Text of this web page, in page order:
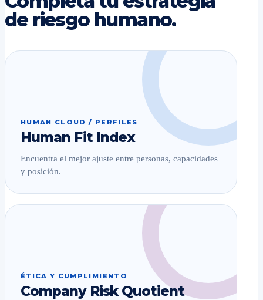
de riesgo humano.
HUMAN CLOUD / PERFILES
Human Fit Index
Encuentra el mejor ajuste entre personas, capacidades
y posición.
ÉTICA Y CUMPLIMIENTO
Company Risk Quotient